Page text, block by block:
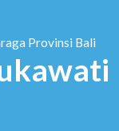
Provinsi Bali